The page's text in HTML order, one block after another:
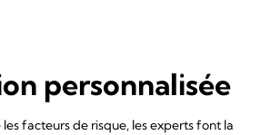
personnalisée
les facteurs de risque, les experts font la